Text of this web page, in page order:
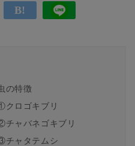
の特徴
クロゴキブリ
チャバネゴキブリ
チャタテムシ